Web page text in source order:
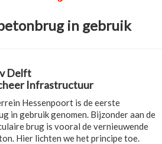
in gebruik
Delft
Infrastructuur
Hessenpoort is de eerste
in gebruik genomen. Bijzonder aan de
brug is vooral de vernieuwende
Hier lichten we het principe toe.